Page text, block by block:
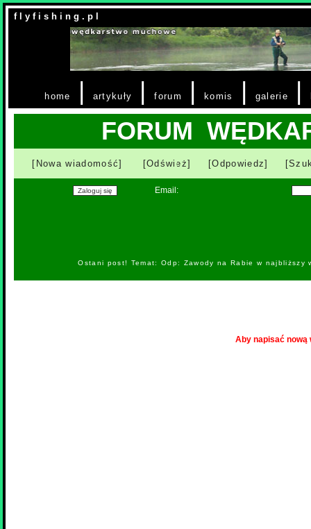
f l y f i s h i n g . p l
home | artykuły |forum | komis | galerie |
FORUM
[Nowa wiadomość] [Odśwież] [Odpowiedz]
Email:
Ostani post! Temat: Odp: Zawody na Rabie w
Aby napisać nową